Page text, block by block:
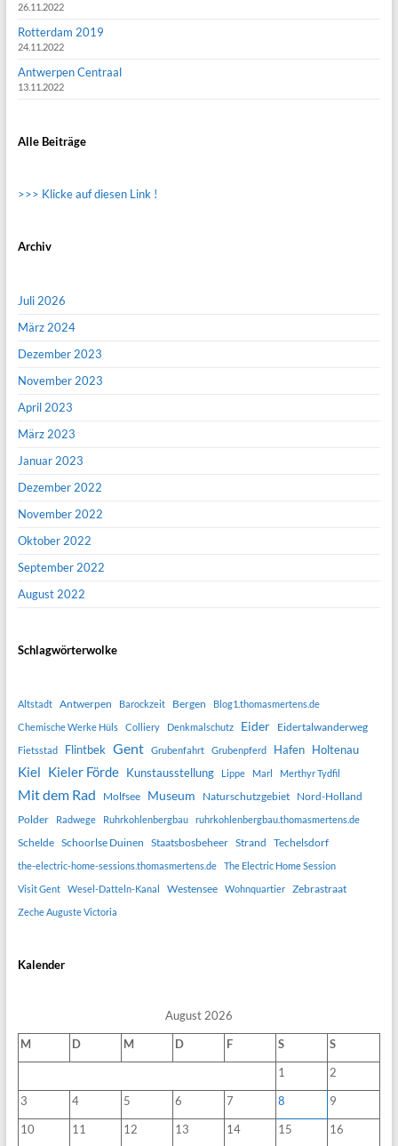
26.11.2022
Rotterdam 2019
24.11.2022
Antwerpen Centraal
13.11.2022
Alle Beiträge
>>> Klicke auf diesen Link !
Archiv
Juli 2026
März 2024
Dezember 2023
November 2023
April 2023
März 2023
Januar 2023
Dezember 2022
November 2022
Oktober 2022
September 2022
August 2022
Schlagwörterwolke
Altstadt Antwerpen Barockzeit Bergen
Blog1.thomasmertens.de
Chemische Werke Hüls
Colliery Denkmalschutz Eider Eidertalwanderweg
Fietsstad Flintbek Gent Grubenfahrt Grubenpferd Hafen Holtenau
Kiel Kieler Förde Kunstausstellung Lippe Marl Merthyr Tydfil
Mit dem Rad Molfsee Museum Naturschutzgebiet
Nord-Holland
Polder
Radwege Ruhrkohlenbergbau ruhrkohlenbergbau.thomasmertens.de
Schelde Schoorlse Duinen Staatsbosbeheer Strand Techelsdorf
the-electric-home-sessions.thomasmertens.de
The Electric Home Session
Visit Gent
Wesel-Datteln-Kanal Westensee Wohnquartier Zebrastraat
Zeche Auguste Victoria
Kalender
August 2026
M
D M D F S
S
1
2
3
4 5 6 7 8
9
10
11 12 13 14 15 16